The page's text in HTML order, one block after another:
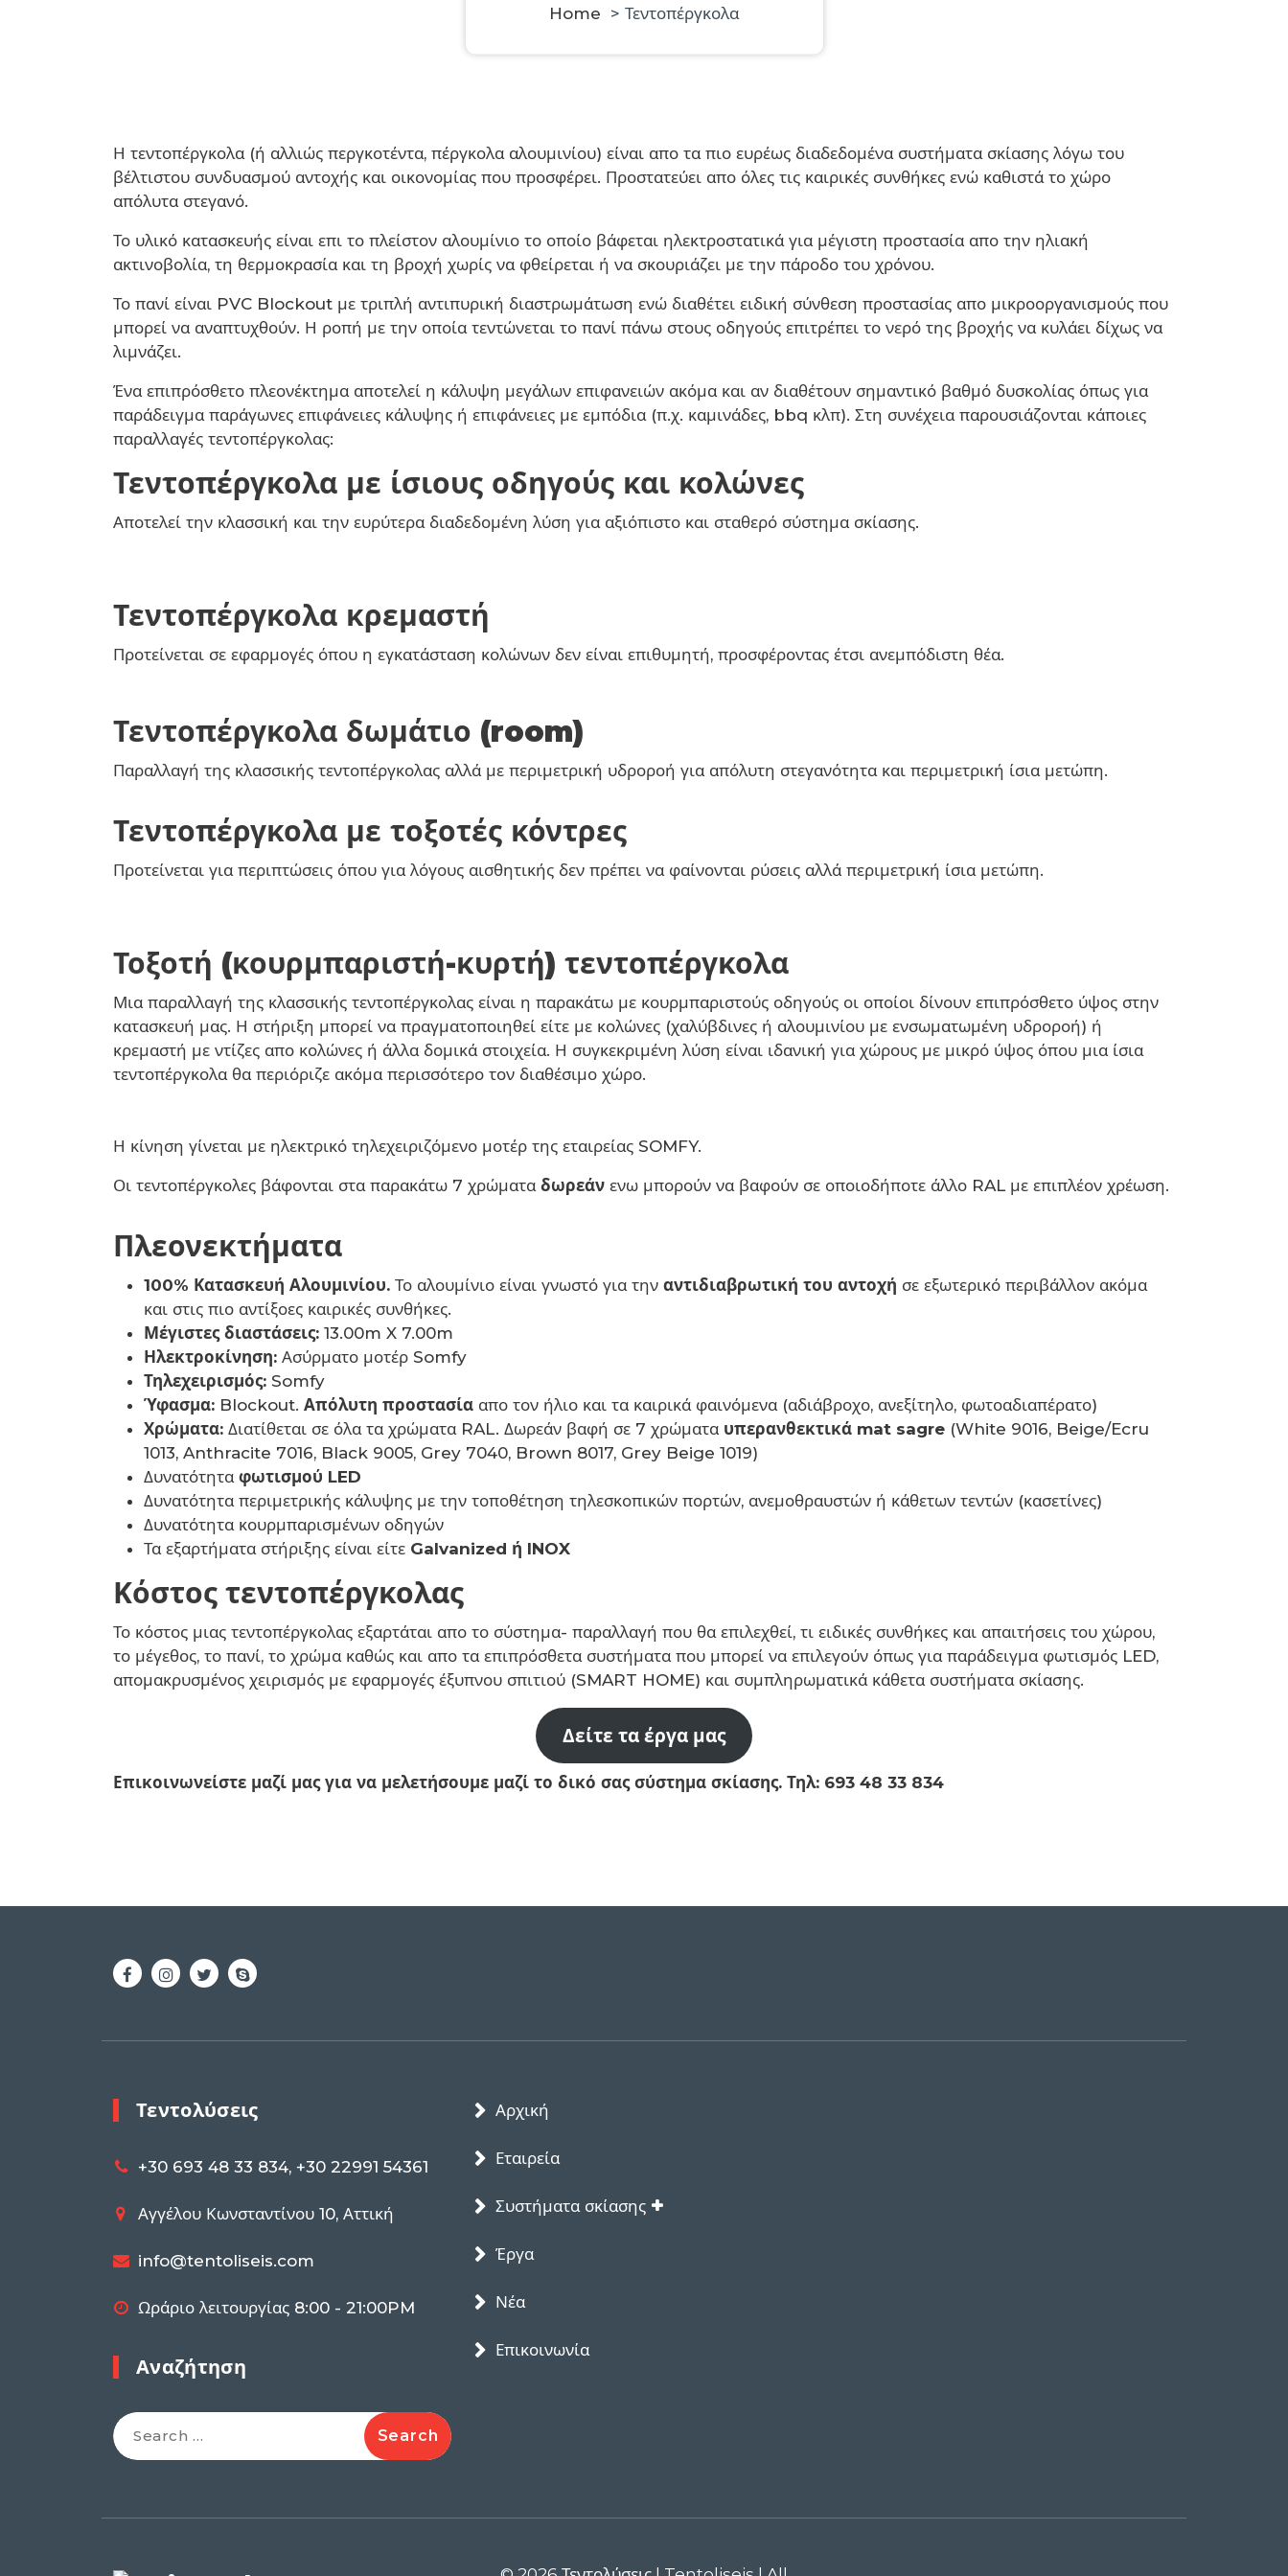
Home > Τεντοπέργκολα
Η τεντοπέργκολα (ή αλλιώς περγκοτέντα, πέργκολα αλουμινίου) είναι απο τα πιο ευρέως διαδεδομένα συστήματα σκίασης λόγω του
βέλτιστου συνδυασμού αντοχής και οικονομίας που προσφέρει. Προστατεύει απο όλες τις καιρικές συνθήκες ενώ καθιστά το χώρο
απόλυτα στεγανό.
Το υλικό κατασκευής είναι επι το πλείστον αλουμίνιο το οποίο βάφεται ηλεκτροστατικά για μέγιστη προστασία απο την ηλιακή
ακτινοβολία, τη θερμοκρασία και τη βροχή χωρίς να φθείρεται ή να σκουριάζει με την πάροδο του χρόνου.
Το πανί είναι PVC Blockout με τριπλή αντιπυρική διαστρωμάτωση ενώ διαθέτει ειδική σύνθεση προστασίας απο μικροοργανισμούς που
μπορεί να αναπτυχθούν. Η ροπή με την οποία τεντώνεται το πανί πάνω στους οδηγούς επιτρέπει το νερό της βροχής να κυλάει δίχως να
λιμνάζει.
Ένα επιπρόσθετο πλεονέκτημα αποτελεί η κάλυψη μεγάλων επιφανειών ακόμα και αν διαθέτουν σημαντικό βαθμό δυσκολίας όπως για
παράδειγμα παράγωνες επιφάνειες κάλυψης ή επιφάνειες με εμπόδια (π.χ. καμινάδες, bbq κλπ). Στη συνέχεια παρουσιάζονται κάποιες
παραλλαγές τεντοπέργκολας:
Τεντοπέργκολα με ίσιους οδηγούς και κολώνες
Αποτελεί την κλασσική και την ευρύτερα διαδεδομένη λύση για αξιόπιστο και σταθερό σύστημα σκίασης.
Τεντοπέργκολα κρεμαστή
Προτείνεται σε εφαρμογές όπου η εγκατάσταση κολώνων δεν είναι επιθυμητή, προσφέροντας έτσι ανεμπόδιστη θέα.
Τεντοπέργκολα δωμάτιο (room)
Παραλλαγή της κλασσικής τεντοπέργκολας αλλά με περιμετρική υδροροή για απόλυτη στεγανότητα και περιμετρική ίσια μετώπη.
Τεντοπέργκολα με τοξοτές κόντρες
Προτείνεται για περιπτώσεις όπου για λόγους αισθητικής δεν πρέπει να φαίνονται ρύσεις αλλά περιμετρική ίσια μετώπη.
Τοξοτή (κουρμπαριστή-κυρτή) τεντοπέργκολα
Μια παραλλαγή της κλασσικής τεντοπέργκολας είναι η παρακάτω με κουρμπαριστούς οδηγούς οι οποίοι δίνουν επιπρόσθετο ύψος στην
κατασκευή μας. Η στήριξη μπορεί να πραγματοποιηθεί είτε με κολώνες (χαλύβδινες ή αλουμινίου με ενσωματωμένη υδροροή) ή
κρεμαστή με ντίζες απο κολώνες ή άλλα δομικά στοιχεία. Η συγκεκριμένη λύση είναι ιδανική για χώρους με μικρό ύψος όπου μια ίσια
τεντοπέργκολα θα περιόριζε ακόμα περισσότερο τον διαθέσιμο χώρο.
Η κίνηση γίνεται με ηλεκτρικό τηλεχειριζόμενο μοτέρ της εταιρείας SOMFY.
Οι τεντοπέργκολες βάφονται στα παρακάτω 7 χρώματα δωρεάν ενω μπορούν να βαφούν σε οποιοδήποτε άλλο RAL με επιπλέον χρέωση.
Πλεονεκτήματα
100% Κατασκευή Αλουμινίου. Το αλουμίνιο είναι γνωστό για την αντιδιαβρωτική του αντοχή σε εξωτερικό περιβάλλον ακόμα
και στις πιο αντίξοες καιρικές συνθήκες.
Μέγιστες διαστάσεις: 13.00m X 7.00m
Ηλεκτροκίνηση: Ασύρματο μοτέρ Somfy
Τηλεχειρισμός: Somfy
Ύφασμα: Blockout. Απόλυτη προστασία απο τον ήλιο και τα καιρικά φαινόμενα (αδιάβροχο, ανεξίτηλο, φωτοαδιαπέρατο)
Χρώματα: Διατίθεται σε όλα τα χρώματα RAL. Δωρεάν βαφή σε 7 χρώματα υπερανθεκτικά mat sagre (White 9016, Beige/Ecru
1013, Anthracite 7016, Black 9005, Grey 7040, Brown 8017, Grey Beige 1019)
Δυνατότητα φωτισμού LED
Δυνατότητα περιμετρικής κάλυψης με την τοποθέτηση τηλεσκοπικών πορτών, ανεμοθραυστών ή κάθετων τεντών (κασετίνες)
Δυνατότητα κουρμπαρισμένων οδηγών
Τα εξαρτήματα στήριξης είναι είτε Galvanized ή INOX
Κόστος τεντοπέργκολας
Το κόστος μιας τεντοπέργκολας εξαρτάται απο το σύστημα- παραλλαγή που θα επιλεχθεί, τι ειδικές συνθήκες και απαιτήσεις του χώρου,
το μέγεθος, το πανί, το χρώμα καθώς και απο τα επιπρόσθετα συστήματα που μπορεί να επιλεγούν όπως για παράδειγμα φωτισμός LED,
απομακρυσμένος χειρισμός με εφαρμογές έξυπνου σπιτιού (SMART HOME) και συμπληρωματικά κάθετα συστήματα σκίασης.
Δείτε τα έργα μας
Επικοινωνείστε μαζί μας για να μελετήσουμε μαζί το δικό σας σύστημα σκίασης. Τηλ: 693 48 33 834
Τεντολύσεις
+30 693 48 33 834, +30 22991 54361
Αγγέλου Κωνσταντίνου 10, Αττική
info@tentoliseis.com
Ωράριο λειτουργίας 8:00 - 21:00PM
Αναζήτηση
Search
for:
Αρχική
Εταιρεία
Συστήματα σκίασης
Έργα
Νέα
Επικοινωνία